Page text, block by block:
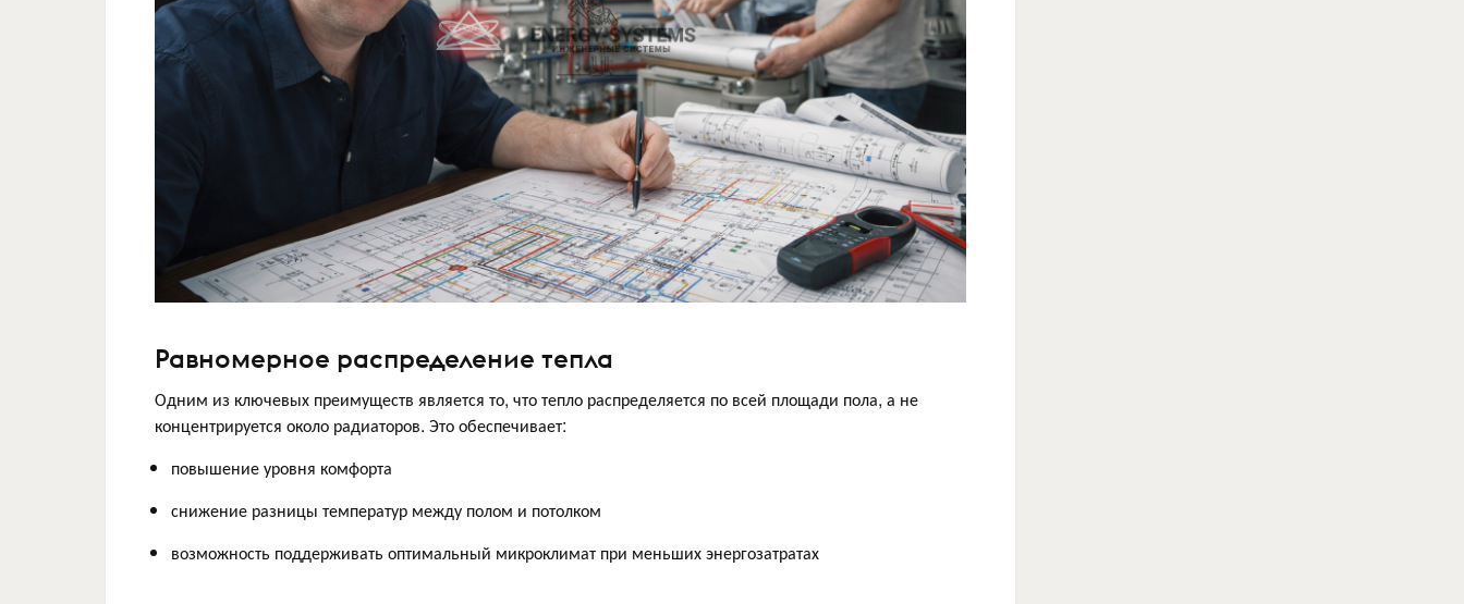
Равномерное распределение тепла
Одним из ключевых преимуществ является то, что тепло распределяется по всей площади пола, а не
концентрируется около радиаторов. Это обеспечивает:
повышение уровня комфорта
снижение разницы температур между полом и потолком
возможность поддерживать оптимальный микроклимат при меньших энергозатратах